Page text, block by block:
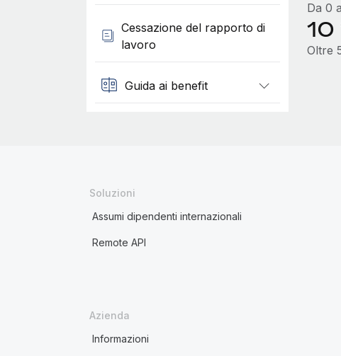
Cessazione del rapporto di
lavoro
Guida ai benefit
Da 0
10
Oltre
Soluzioni
Assumi dipendenti internazionali
Remote API
Azienda
Informazioni